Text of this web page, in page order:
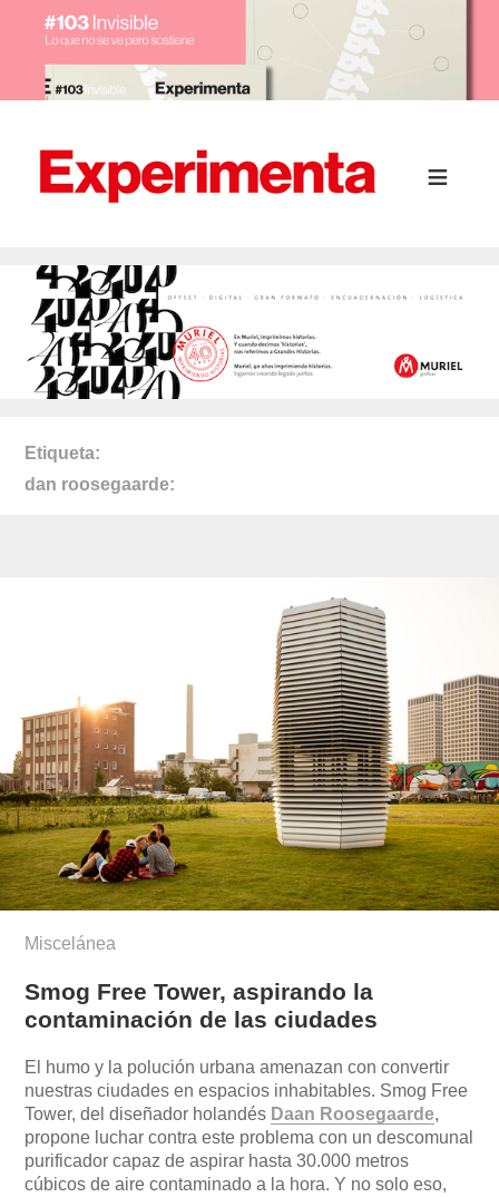
Etiqueta
dan roosegaarde
Miscelánea
Smog Free Tower, aspirando la
contaminación de las ciudades
El humo y la polución urbana amenazan con convertir
nuestras ciudades en espacios inhabitables. Smog Free
Tower, del diseñador holandés Daan Roosegaarde,
propone luchar contra este problema con un descomunal
purificador capaz de aspirar hasta 30.000 metros
cúbicos de aire contaminado a la hora. Y no solo eso,